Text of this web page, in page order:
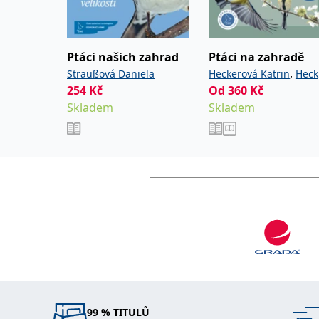
Ptáci našich zahrad
Straußová Daniela
254 Kč
Skladem
Ptáci na zahradě
Heckerová Katrin,
Frank,Heckerová
Hecker Frank
Od 360 Kč
Skladem
99 % TITULŮ